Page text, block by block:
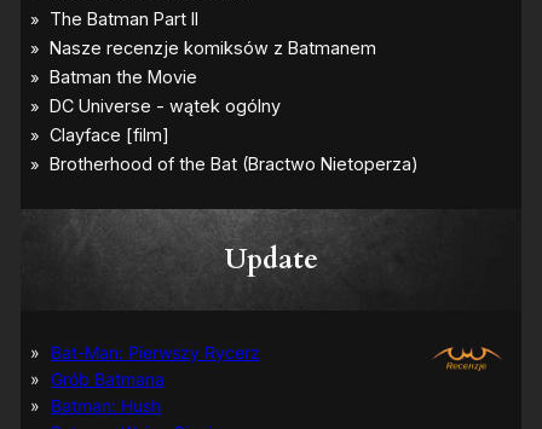
Update
Bat-Man: Pierwszy Rycerz
Grób Batmana
Batman: Hush